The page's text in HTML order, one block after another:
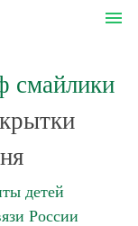
menu
смайлики
детей
России